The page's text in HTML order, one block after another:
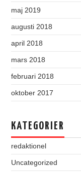
maj 2019
augusti 2018
april 2018
mars 2018
februari 2018
oktober 2017
KATEGORIER
redaktionel
Uncategorized